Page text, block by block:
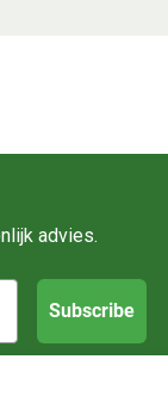
advies.
Subscribe